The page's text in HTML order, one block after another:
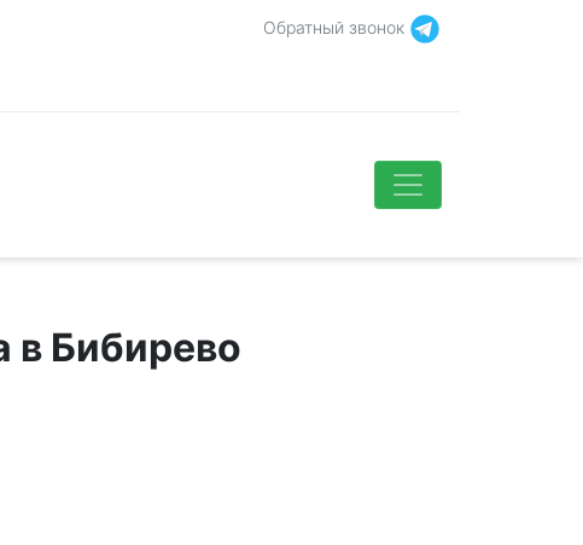
Обратный звонок
в Бибирево